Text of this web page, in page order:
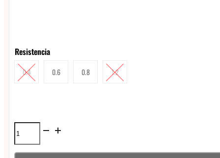
Resistencia
0.4 0.6 0.8 1.2
Coil
Cartucho